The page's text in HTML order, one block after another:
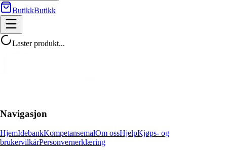
ButikkButikk
Laster produkt...
Navigasjon
HjemIdebankKompetansemalOm ossHjelpKjøps- og
brukervilkårPersonvernerklæring